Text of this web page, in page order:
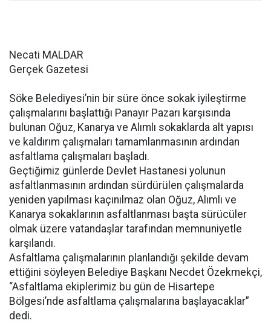
Necati MALDAR
Gerçek Gazetesi
Söke Belediyesi’nin bir süre önce sokak iyileştirme
çalışmalarını başlattığı Panayır Pazarı karşısında
bulunan Oğuz, Kanarya ve Alımlı sokaklarda alt yapısı
ve kaldırım çalışmaları tamamlanmasının ardından
asfaltlama çalışmaları başladı.
Geçtiğimiz günlerde Devlet Hastanesi yolunun
asfaltlanmasının ardından sürdürülen çalışmalarda
yeniden yapılması kaçınılmaz olan Oğuz, Alımlı ve
Kanarya sokaklarının asfaltlanması başta sürücüler
olmak üzere vatandaşlar tarafından memnuniyetle
karşılandı.
Asfaltlama çalışmalarının planlandığı şekilde devam
ettiğini söyleyen Belediye Başkanı Necdet Özekmekçi,
“Asfaltlama ekiplerimiz bu gün de Hisartepe
Bölgesi’nde asfaltlama çalışmalarına başlayacaklar”
dedi.